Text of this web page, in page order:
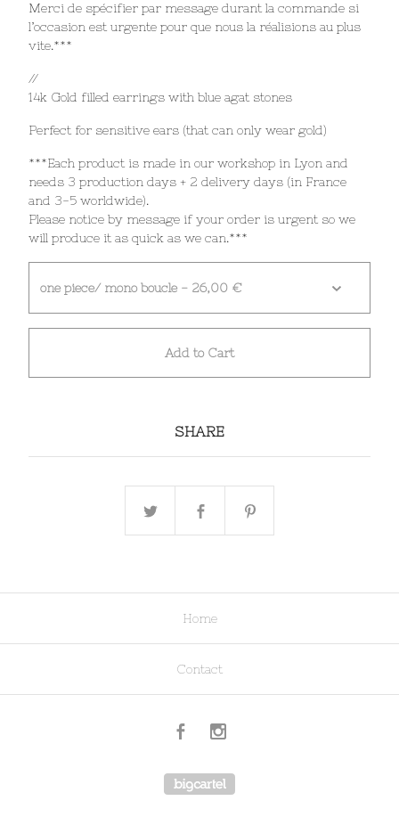
Merci de spécifier par message durant la commande si
l’occasion est urgente pour que nous la réalisions au plus
vite.***
//
14k Gold filled earrings with blue agat stones
Perfect for sensitive ears (that can only wear gold)
***Each product is made in our workshop in Lyon and
needs 3 production days + 2 delivery days (in France
and 3-5 worldwide).
Please notice by message if your order is urgent so we
will produce it as quick as we can.***
Add to Cart
SHARE
Home
Contact